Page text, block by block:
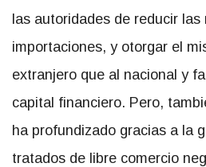
las autoridades de reducir
importaciones, y otorgar el
extranjero que al nacional y
capital financiero. Pero,
ha profundizado gracias a la
tratados de libre comercio